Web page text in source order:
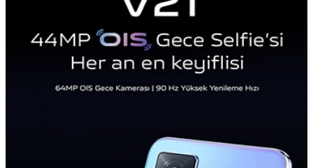
Türkiye | Ülke/bölge seçin